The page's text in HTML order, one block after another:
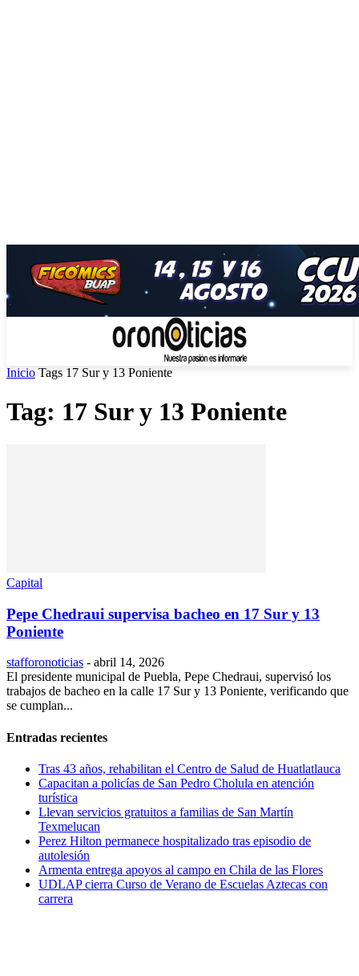
Inicio Tags 17 Sur y 13 Poniente
Tag: 17 Sur y 13 Poniente
Capital
Pepe Chedraui supervisa bacheo en 17 Sur y 13
Poniente
stafforonoticias - abril 14, 2026
El presidente municipal de Puebla, Pepe Chedraui, supervisó los
trabajos de bacheo en la calle 17 Sur y 13 Poniente, verificando que
se cumplan...
Entradas recientes
Tras 43 años, rehabilitan el Centro de Salud de Huatlatlauca
Capacitan a policías de San Pedro Cholula en atención
turística
Llevan servicios gratuitos a familias de San Martín
Texmelucan
Perez Hilton permanece hospitalizado tras episodio de
autolesión
Armenta entrega apoyos al campo en Chila de las Flores
UDLAP cierra Curso de Verano de Escuelas Aztecas con
carrera